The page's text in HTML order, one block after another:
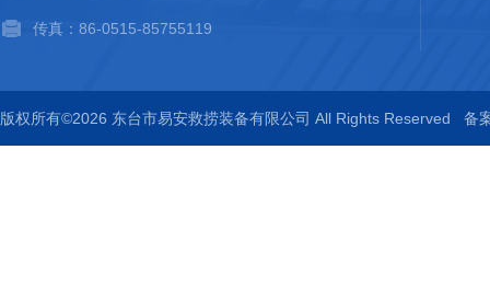
传真：86-0515-85755119
版权所有©2026 东台市易安救捞装备有限公司 All Rights Reserved 备